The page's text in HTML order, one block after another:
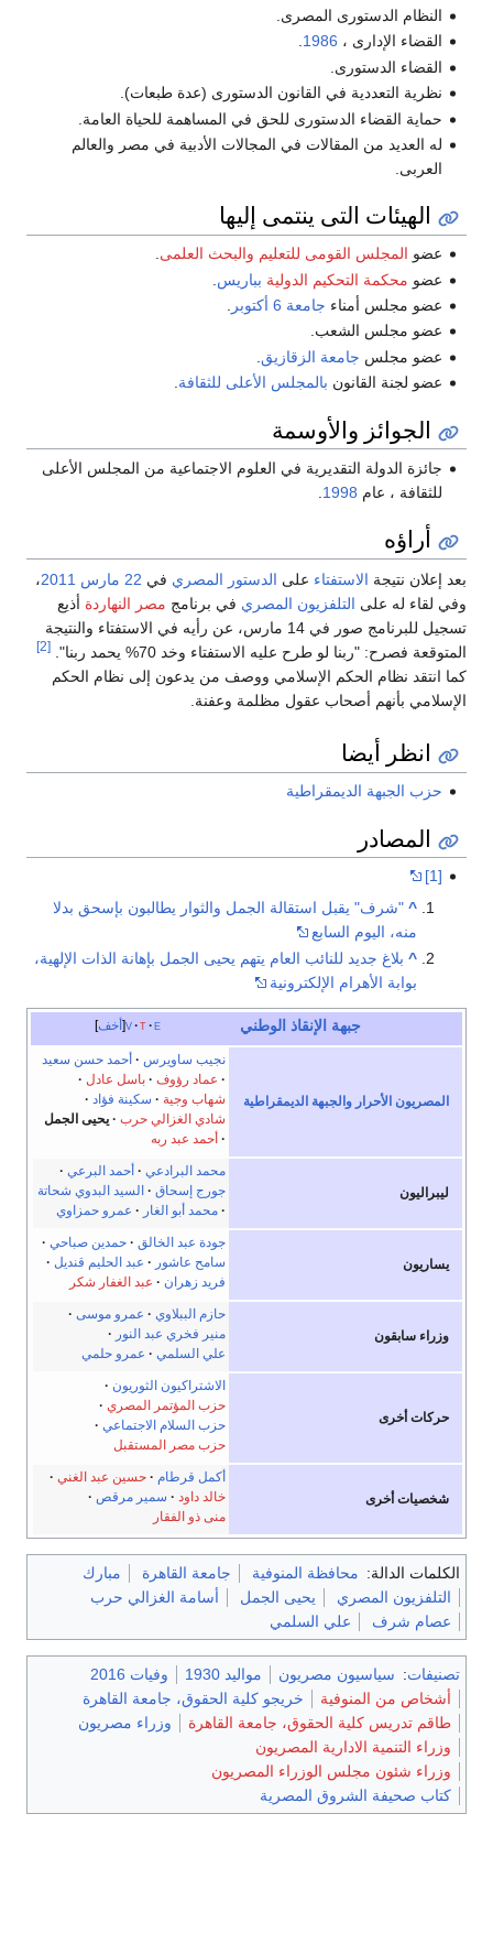
النظام الدستورى المصرى.
القضاء الإدارى ، 1986
.
القضاء الدستورى.
نظرية التعددية في القانون الدستورى (عدة طبعات).
حماية القضاء الدستورى للحق في المساهمة للحياة العامة.
له العديد من المقالات في المجالات الأدبية في مصر والعالم
العربى.
الهيئات التى ينتمى إليها
عضو المجلس القومى للتعليم والبحث العلمى.
عضو محكمة التحكيم الدولية بباريس
عضو مجلس أمناء جامعة 6 أكتوبر
عضو مجلس الشعب.
عضو مجلس جامعة الزقازيق
عضو لجنة القانون بالمجلس الأعلى للثقافة.
الجوائز والأوسمة
جائزة الدولة التقديرية في العلوم الاجتماعية من المجلس الأعلى
للثقافة ، عام 1998
أراؤه
بعد إعلان نتيجة الاستفتاء على الدستور المصري في 22 مارس 2011،
وفي لقاء له على التلفزيون المصري في برنامج مصر النهاردة أذيع
تسجيل للبرنامج صور في 14 مارس، عن رأيه في الاستفتاء والنتيجة
المتوقعة فصرح: "ربنا لو طرح عليه الاستفتاء وخد 70% يحمد ربنا".
[2]
كما انتقد نظام الحكم الإسلامي ووصف من يدعون إلى نظام الحكم
الإسلامي بأنهم أصحاب عقول مظلمة وعفنة.
انظر أيضا
حزب الجبهة الديمقراطية
المصادر
[1]
^ "شرف" يقبل استقالة الجمل والثوار يطالبون بإسحق بدلا
منه، اليوم السابع
^ بلاغ جديد للنائب العام يتهم يحيى الجمل بإهانة الذات الإلهية،
بوابة الأهرام الإلكترونية
أخف v t e جبهة الإنقاذ الوطني
المصريون الأحرار والجبهة الديمقراطية
نجيب ساويرس
أحمد حسن سعيد
عماد رؤوف
باسل عادل
شهاب وجية
سكينة فؤاد
شادي الغزالي حرب
يحيى الجمل
أحمد عبد ربه
ليبراليون
محمد البرادعي
أحمد البرعي
جورج إسحاق
السيد البدوي شحاتة
محمد أبو الغار
عمرو حمزاوي
يساريون
جودة عبد الخالق
حمدين صباحي
سامح عاشور
عبد الحليم قنديل
فريد زهران
عبد الغفار شكر
وزراء سابقون
حازم الببلاوي
عمرو موسى
منير فخري عبد النور
علي السلمي
عمرو حلمي
حركات أخرى
الاشتراكيون الثوريون
حزب المؤتمر المصري
حزب السلام الاجتماعي
حزب مصر المستقبل
شخصيات أخرى
أكمل قرطام
حسين عبد الغني
خالد داود
سمير مرقص
منى ذو الفقار
الكلمات الدالة: محافظة المنوفية جامعة القاهرة
مبارك
التلفزيون المصري
يحيى الجمل
أسامة الغزالي حرب
عصام شرف
علي السلمي
تصنيفات: سياسيون مصريون مواليد 1930
وفيات 2016
أشخاص من المنوفية
خريجو كلية الحقوق، جامعة القاهرة
طاقم تدريس كلية الحقوق، جامعة القاهرة
وزراء مصريون
وزراء التنمية الادارية المصريون
وزراء شئون مجلس الوزراء المصريون
كتاب صحيفة الشروق المصرية